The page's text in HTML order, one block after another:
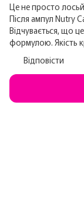
Це не просто
Після ампул Nutry
Відчувається, що
формулою. Якість
Відповісти